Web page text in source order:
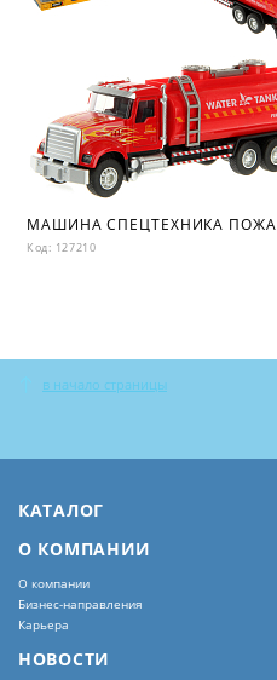
Код: 127210
в начало страницы
КАТАЛОГ
О КОМПАНИИ
О компании
Бизнес-направления
Карьера
НОВОСТИ